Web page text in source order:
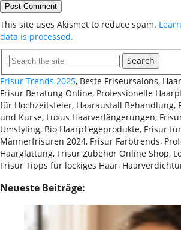
This site uses Akismet to reduce spam.
data is processed.
Search
Frisur Trends 2025, Beste Friseursalons,
Frisur Beratung Online, Professionelle
für Hochzeitsfeier, Haarausfall Behandlung,
und Kurse, Luxus Haarverlängerungen,
Umstyling, Bio Haarpflegeprodukte, Frisur
Männerfrisuren 2024, Frisur Farbtrends,
Haarglättung, Frisur Zubehör Online Shop,
Frisur Tipps für lockiges Haar,
Neueste Beiträge: